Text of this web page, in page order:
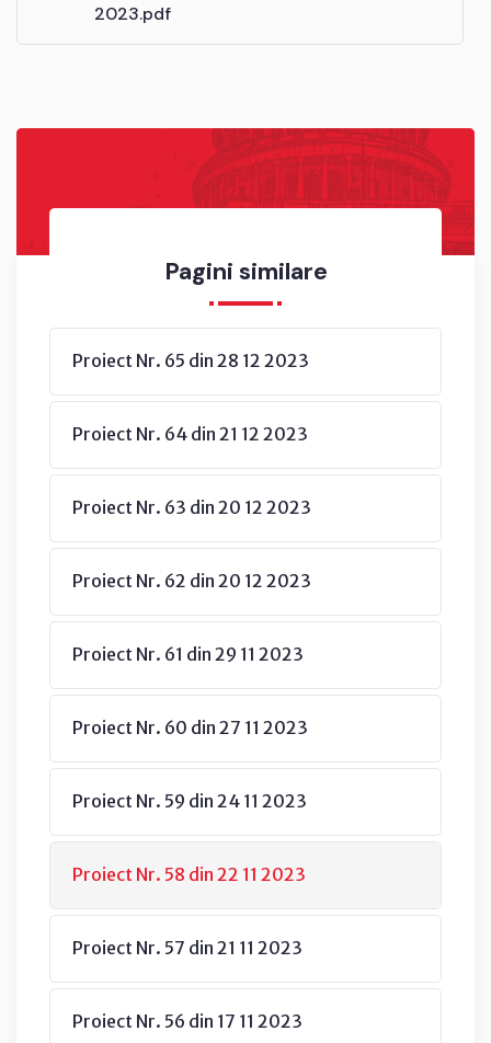
Pagini similare
Proiect Nr. 65 din 28 12 2023
Proiect Nr. 64 din 21 12 2023
Proiect Nr. 63 din 20 12 2023
Proiect Nr. 62 din 20 12 2023
Proiect Nr. 61 din 29 11 2023
Proiect Nr. 60 din 27 11 2023
Proiect Nr. 59 din 24 11 2023
Proiect Nr. 58 din 22 11 2023
Proiect Nr. 57 din 21 11 2023
Proiect Nr. 56 din 17 11 2023
2023.pdf